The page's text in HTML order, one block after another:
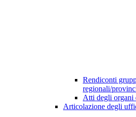
Rendiconti
regionali/
Atti degli organi
Articolazione degli